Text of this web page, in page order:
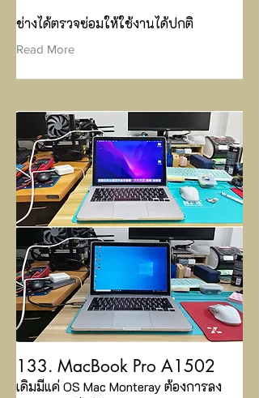
ช่างได้ตรวจซ่อมให้ใช้งานได้ปกติ
Read More
133. MacBook Pro A1502
เดิมมีแค่ OS Mac Monteray ต้องการลง